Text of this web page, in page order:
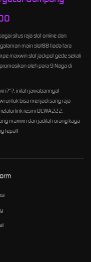
situs raja slot online dan
main slot88 tiada tara
maxwin slot jackpot gede sekali
oleh para 9 Naga di
inilah jawabannya!
untuk bisa menjadi sang raja
link resmi DEWA222.
maxwin dan jadilah orang kaya
tepat!